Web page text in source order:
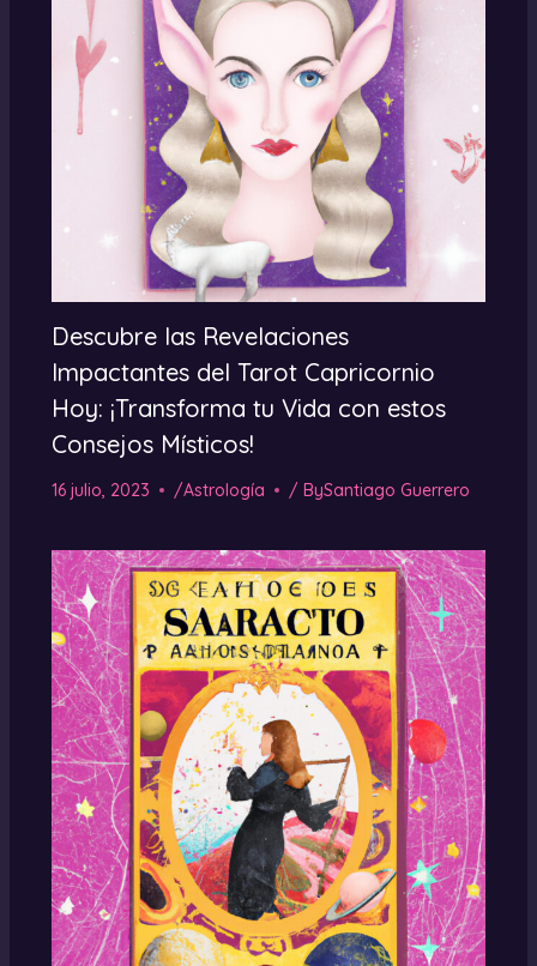
Descubre las Revelaciones
Impactantes del Tarot Capricornio
Hoy: ¡Transforma tu Vida con estos
Consejos Místicos!
16 julio, 2023 /Astrología / BySantiago Guerrero